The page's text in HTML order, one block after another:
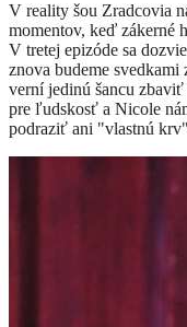
V reality šou Zradcovia
momentov, keď zákerné
V tretej epizóde sa
znova budeme svedkami
verní jedinú šancu
pre ľudskosť a Nicole
podraziť ani "vlastnú